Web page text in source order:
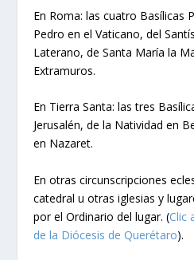
En Roma: las cuatro Basílicas
Pedro en el Vaticano, del
Laterano, de Santa María la
Extramuros.
En Tierra Santa: las tres
Jerusalén, de la Natividad en
en Nazaret.
En otras circunscripciones
catedral u otras iglesias y
por el Ordinario del lugar. (Clic
de la Diócesis de Querétaro).